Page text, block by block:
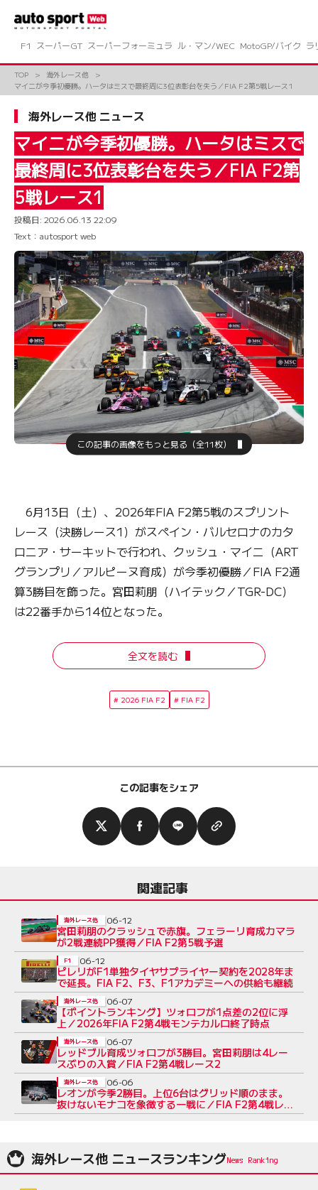
ツ
キ
F1 スーパーGT スーパーフォーミュラ ル・マン/WEC MotoGP/バイク ラ
TOP
海外レース他
マイニが今季初優勝。ハータはミスで最終周に3位表彰台を失う／FIA F2第5戦レース1
海外レース他 ニュース
マイニが今季初優勝。ハータはミスで
最終周に3位表彰台を失う／FIA F2第
5戦レース1
投稿日: 2026.06.13 22:09
Text：autosport web
この記事の画像をもっと見る（全11枚）
6月13日（土）、2026年FIA F2第5戦のスプリント
レース（決勝レース1）がスペイン・バルセロナのカタ
ロニア・サーキットで行われ、クッシュ・マイニ（ART
グランプリ／アルピーヌ育成）が今季初優勝／FIA F2通
算3勝目を飾った。宮田莉朋（ハイテック／TGR-DC）
は22番手から14位となった。
全文を読む
2026 FIA F2 FIA F2
この記事をシェア
関連記事
宮田莉朋のクラッシュで赤旗。フェラーリ育成カマラ
が2戦連続PP獲得／FIA F2第5戦予選
海外レース他 06-12
ピレリがF1単独タイヤサプライヤー契約を2028年ま
で延長。FIA F2、F3、F1アカデミーへの供給も継続
F1 06-12
【ポイントランキング】ツォロフが1点差の2位に浮
上／2026年FIA F2第4戦モンテカルロ終了時点
海外レース他 06-07
レッドブル育成ツォロフが3勝目。宮田莉朋は4レー
スぶりの入賞／FIA F2第4戦レース2
海外レース他 06-07
レオンが今季2勝目。上位6台はグリッド順のまま。
抜けないモナコを象徴する一戦に／FIA F2第4戦レー
ス1
海外レース他 06-06
海外レース他 ニュースランキング